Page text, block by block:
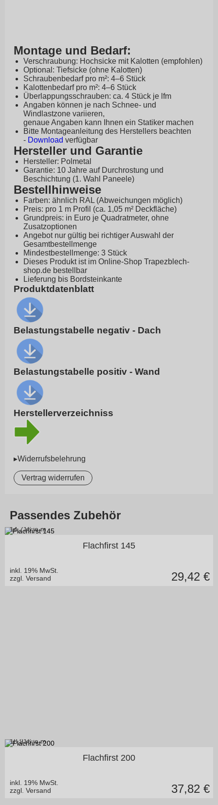
Montage und Bedarf:
Verschraubung: Hochsicke mit Kalotten (empfohlen)
Optional: Tiefsicke (ohne Kalotten)
Schraubenbedarf pro m²: 4–6 Stück
Kalottenbedarf pro m²: 4–6 Stück
Überlappungsschrauben: ca. 4 Stück je lfm
Angaben können je nach Schnee- und
Windlastzone variieren,
genaue Angaben kann Ihnen ein Statiker machen
Bitte Montageanleitung des Herstellers beachten
- Download verfügbar
Hersteller und Garantie
Hersteller: Polmetal
Garantie: 10 Jahre auf Durchrostung und
Beschichtung (1. Wahl Paneele)
Bestellhinweise
Farben: ähnlich RAL (Abweichungen möglich)
Preis: pro 1 m Profil (ca. 1,05 m² Deckfläche)
Grundpreis: in Euro je Quadratmeter, ohne
Zusatzoptionen
Angebot nur gültig bei richtiger Auswahl der
Gesamtbestellmenge
Mindestbestellmenge: 3 Stück
Dieses Produkt ist im Online-Shop Trapezblech-
shop.de bestellbar
Lieferung bis Bordsteinkante
Produktdatenblatt
Belastungstabelle negativ - Dach
Belastungstabelle positiv - Wand
Herstellerverzeichniss
▸Widerrufsbelehrung
Vertrag widerrufen
Passendes Zubehör
in vielen Varianten
14,71€ je m
Flachfirst 145
inkl. 19% MwSt.
zzgl. Versand
29,42 €
in vielen Varianten
18,91€ je m
Flachfirst 200
inkl. 19% MwSt.
zzgl. Versand
37,82 €